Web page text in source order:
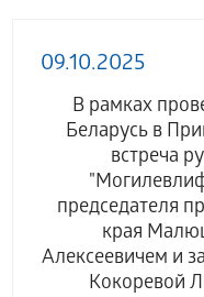
09.10.2025
В рамках
Беларусь в
встреча
председателя
края
Алексеевичем и
Кокоревой